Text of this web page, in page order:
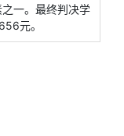
一。最终判决学
元。